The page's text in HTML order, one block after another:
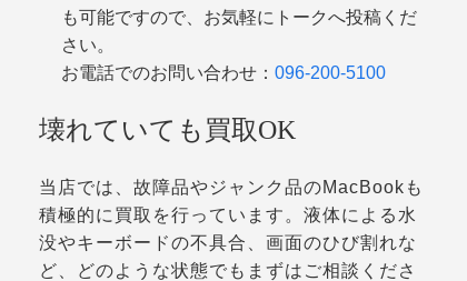
も可能ですので、お気軽にトークへ投稿くだ
さい。
お電話でのお問い合わせ： 096-200-5100
壊れていても買取OK
当店では、故障品やジャンク品のMacBookも
積極的に買取を行っています。液体による水
没やキーボードの不具合、画面のひび割れな
ど、どのような状態でもまずはご相談くださ